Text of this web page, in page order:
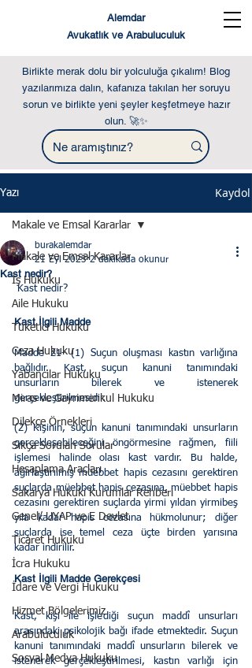
Alemdar
Avukatlık ve Arabuluculuk
Birlikte merak dolu bir yolculuğa çıkalım! Blog
yazılarımıza dalın, kafanıza takılan her soruyu
sorun ve birlikte yeni şeyler keşfetmeye hazır
olun. 🚀✨
Yazı Kaydol
Makale ve Emsal Kararlar
İş Hukuku
Aile Hukuku
Tüketici Hukuku
Ceza Hukuku
Yabancılar Hukuku
Miras ve Gayrimenkul Hukuku
Dilekçe Örnekleri
Sıkça Sorulan Sorular
Hesaplama Araçları
Sakarya Hukuki Kurumlar Rehberi
Genel/ UYAP ve E Devlet
Ticaret Hukuku
İcra Hukuku
İdare ve Vergi Hukuku
Hizmet Bölgelerimiz
Arabuluculuk
Sosyal Medya Hukuku
Makale ve Emsal Kararlar
Kast nedir?
burakalemdar
21 Eyl 2023 2 dakikada okunur
Kast nedir?
Kast İlgili Madde
Madde 21- (1) Suçun oluşması kastın varlığına
bağlıdır. Kast, suçun kanuni tanımındaki
unsurların bilerek ve istenerek
gerçekleştirilmesidir.
(2) Kişinin, suçun kanuni tanımındaki unsurların
gerçekleşebileceğini öngörmesine rağmen, fiili
işlemesi halinde olası kast vardır. Bu halde,
ağırlaştırılmış müebbet hapis cezasını gerektiren
suçlarda müebbet hapis cezasına, müebbet hapis
cezasını gerektiren suçlarda yirmi yıldan yirmibeş
yıla kadar hapis cezasına hükmolunur; diğer
suçlarda ise temel ceza üçte birden yarısına
kadar indirilir.
Kast İlgili Madde Gerekçesi
Kast, kişi ile işlediği suçun maddî unsurları
arasındaki psikolojik bağı ifade etmektedir. Suçun
kanuni tanımındaki maddî unsurların bilerek ve
istenerek gerçekleştirilmesi, kastın varlığı için